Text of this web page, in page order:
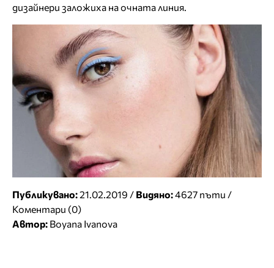
дизайнери заложиха на очната линия.
Публикувано:21.02.2019 / Видяно:4627 пъти /
Коментари (0)
Автор: Boyana Ivanova